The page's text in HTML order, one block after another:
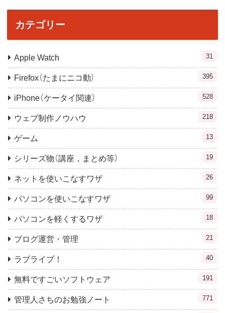
カテゴリー
Apple Watch 31
Firefox（たまにニコ動） 395
iPhone（ケータイ関連） 528
ウェブ制作ノウハウ 218
ゲーム 13
シリーズ物（講座，まとめ等） 19
ネットを使いこなすワザ 26
パソコンを使いこなすワザ 99
パソコンを軽くするワザ 18
ブログ運営・管理 21
ラブライブ！ 40
無料ですごいソフトウェア 191
管理人さちのお勉強ノート 771